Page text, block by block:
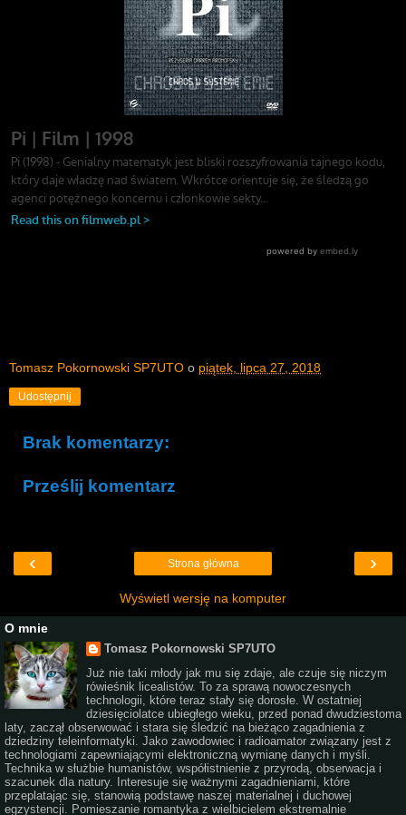
Tomasz Pokornowski SP7UTO o piątek, lipca 27, 2018
Udostępnij
Brak komentarzy:
Prześlij komentarz
‹ ›
Strona główna
Wyświetl wersję na komputer
O mnie
Tomasz Pokornowski SP7UTO
Już nie taki młody jak mu się zdaje, ale czuje się niczym
rówieśnik licealistów. To za sprawą nowoczesnych
technologii, które teraz stały się dorosłe. W ostatniej
dziesięciolatce ubiegłego wieku, przed ponad dwudziestoma
laty, zaczął obserwować i stara się śledzić na bieżąco zagadnienia z
dziedziny teleinformatyki. Jako zawodowiec i radioamator związany jest z
technologiami zapewniającymi elektroniczną wymianę danych i myśli.
Technika w służbie humanistów, współistnienie z przyrodą, obserwacja i
szacunek dla natury. Interesuje się ważnymi zagadnieniami, które
przeplatając się, stanowią podstawę naszej materialnej i duchowej
egzystencji. Pomieszanie romantyka z wielbicielem ekstremalnie